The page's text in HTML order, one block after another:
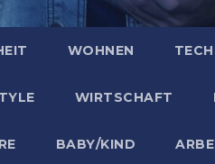
WOHNEN
WIRTSCHAFT
BABY/KIND